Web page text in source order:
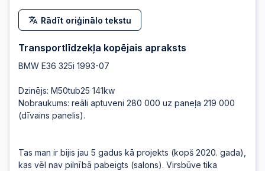
2025-08-11 10:04:10
2025-08-11 08:11:43
2025-08-10 15:44:26
Rādīt oriģinālo tekstu
Transportlīdzekļa kopējais apraksts
BMW E36 325i 1993-07
Dzinējs: M50tub25 141kw
Nobraukums: reāli aptuveni 280 000 uz paneļa 219 000
(dīvains panelis).
Tas man ir bijis jau 5 gadus kā projekts (kopš 2020. gada),
kas vēl nav pilnībā pabeigts (salons). Virsbūve tika